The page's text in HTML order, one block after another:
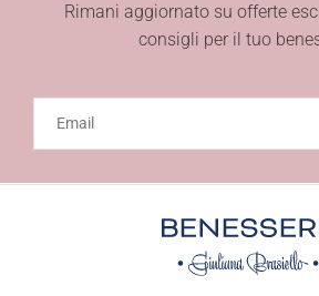
Rimani aggiornato su offerte
consigli per il tuo